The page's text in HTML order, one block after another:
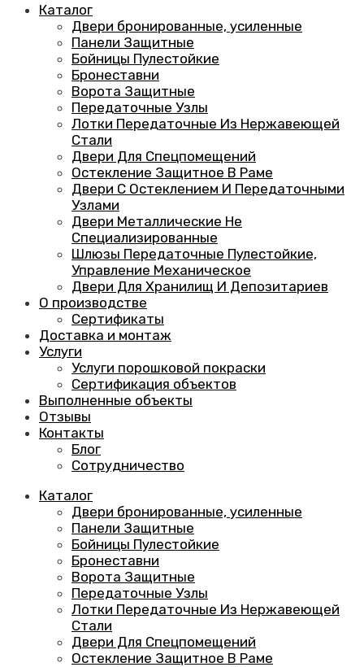
Каталог
Двери бронированные, усиленные
Панели Защитные
Бойницы Пулестойкие
Бронеставни
Ворота Защитные
Передаточные Узлы
Лотки Передаточные Из Нержавеющей
Стали
Двери Для Спецпомещений
Остекление Защитное В Раме
Двери С Остеклением И Передаточными
Узлами
Двери Металлические Не
Специализированные
Шлюзы Передаточные Пулестойкие,
Управление Механическое
Двери Для Хранилищ И Депозитариев
О производстве
Сертификаты
Доставка и монтаж
Услуги
Услуги порошковой покраски
Сертификация объектов
Выполненные объекты
Отзывы
Контакты
Блог
Сотрудничество
Каталог
Двери бронированные, усиленные
Панели Защитные
Бойницы Пулестойкие
Бронеставни
Ворота Защитные
Передаточные Узлы
Лотки Передаточные Из Нержавеющей
Стали
Двери Для Спецпомещений
Остекление Защитное В Раме